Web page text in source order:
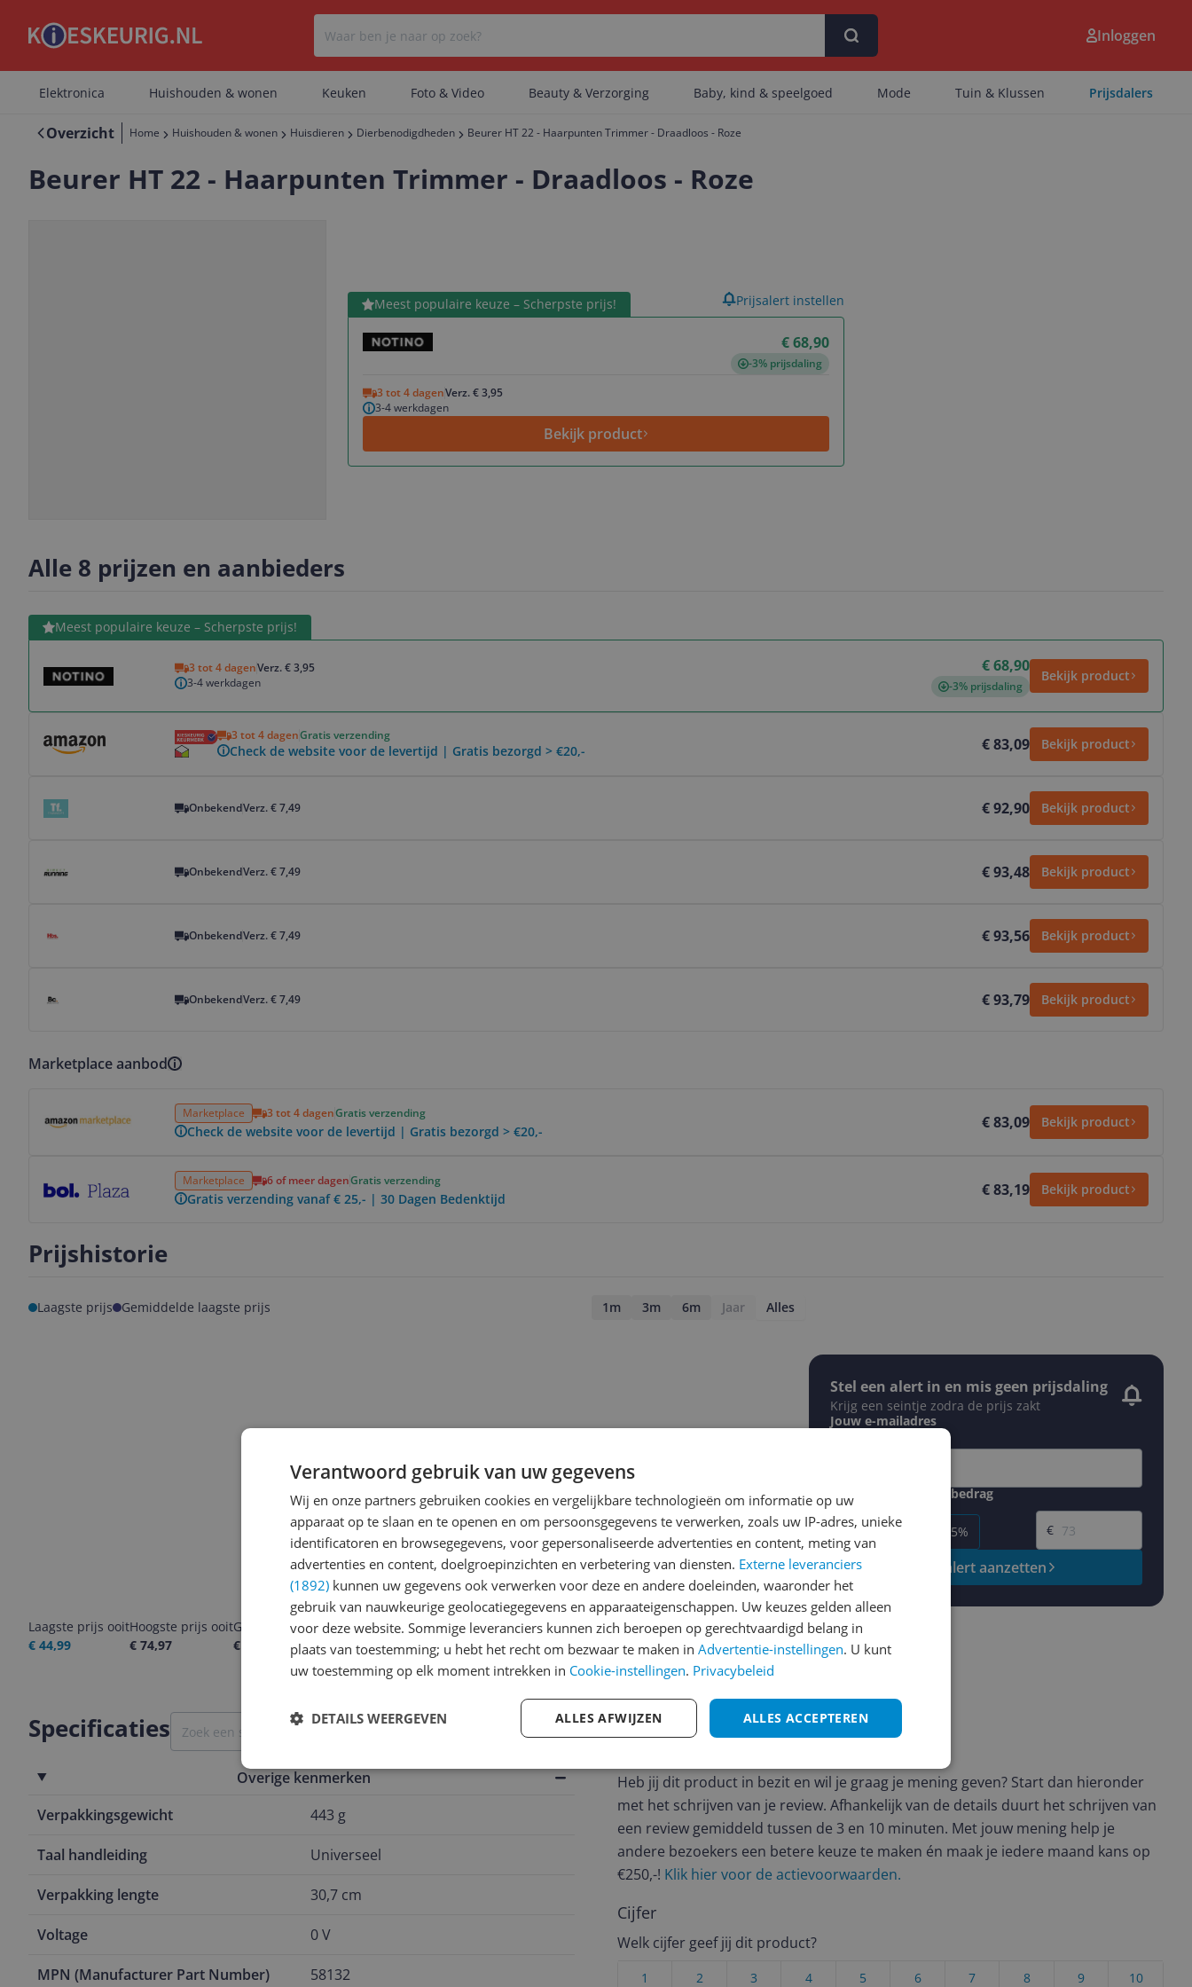
Er zijn geen categorieën gevonden.
Er zijn geen artikelen gevonden.
Inloggen
Elektronica Huishouden & wonen Keuken Foto & Video Beauty & Verzorging Baby, kind & speelgoed Mode Tuin & Klussen Prijsdalers
Overzicht Home Huishouden & wonen Huisdieren Dierbenodigdheden Beurer HT 22 - Haarpunten Trimmer - Draadloos - Roze
Beurer HT 22 - Haarpunten Trimmer - Draadloos - Roze
Meest populaire keuze – Scherpste prijs!
€ 68,90
-3% prijsdaling
3 tot 4 dagenVerz. € 3,95
3-4 werkdagen
Bekijk product
Bekijk product Prijsalert instellen
Alle 8 prijzen en aanbieders
Meest populaire keuze – Scherpste prijs!
3 tot 4 dagenVerz. € 3,95
3-4 werkdagen
€ 68,90
-3% prijsdaling
Bekijk product
Bekijk product
3 tot 4 dagenGratis verzending
Check de website voor de levertijd | Gratis bezorgd > €20,- € 83,09 Bekijk product
OnbekendVerz. € 7,49 € 92,90 Bekijk product
OnbekendVerz. € 7,49 € 93,48 Bekijk product
OnbekendVerz. € 7,49 € 93,56 Bekijk product
OnbekendVerz. € 7,49 € 93,79 Bekijk product
Marketplace aanbod
Marketplace 3 tot 4 dagenGratis verzending
Check de website voor de levertijd | Gratis bezorgd > €20,- € 83,09 Bekijk product
Marketplace 6 of meer dagenGratis verzending
Gratis verzending vanaf € 25,- | 30 Dagen Bedenktijd € 83,19 Bekijk product
Prijshistorie
Laagste prijs Gemiddelde laagste prijs 1m 3m 6m Jaar Alles
Laagste prijs ooit
€ 44,99
Hoogste prijs ooit
€ 74,97
Goedkoopste nu
€ 68,90
Laatste prijsupdate
07-08-2026
Stel een alert in en mis geen prijsdaling
Krijg een seintje zodra de prijs zakt
Jouw e-mailadres
Gewenste daling of bedrag
-5% -10% -15%
Gewenste prijs
€
Prijsalert aanzetten
Specificaties
Overige kenmerken
Verpakkingsgewicht
443 g
Taal handleiding Universeel
Verpakking lengte 30,7 cm
Voltage 0 V
MPN (Manufacturer Part Number) 58132
Reviews
Heb jij dit product in bezit en wil je graag je mening geven? Start dan hieronder
met het schrijven van je review. Afhankelijk van de details duurt het schrijven van
een review gemiddeld tussen de 3 en 10 minuten. Met jouw mening help je
andere bezoekers een betere keuze te maken én maak je iedere maand kans op
€250,-! Klik hier voor de actievoorwaarden.
Cijfer
Welk cijfer geef jij dit product?
10
9
8
7
6
5
4
3
2
1
Verantwoord gebruik van uw gegevens
Wij en onze partners gebruiken cookies en vergelijkbare technologieën om informatie op uw
apparaat op te slaan en te openen en om persoonsgegevens te verwerken, zoals uw IP-adres, unieke
identificatoren en browsegegevens, voor gepersonaliseerde advertenties en content, meting van
advertenties en content, doelgroepinzichten en verbetering van diensten. Externe leveranciers
(1892) kunnen uw gegevens ook verwerken voor deze en andere doeleinden, waaronder het
gebruik van nauwkeurige geolocatiegegevens en apparaateigenschappen. Uw keuzes gelden alleen
voor deze website. Sommige leveranciers kunnen zich beroepen op gerechtvaardigd belang in
plaats van toestemming; u hebt het recht om bezwaar te maken in Advertentie-instellingen. U kunt
uw toestemming op elk moment intrekken in Cookie-instellingen. Privacybeleid
ALLES ACCEPTEREN
ALLES AFWIJZEN
DETAILS WEERGEVEN